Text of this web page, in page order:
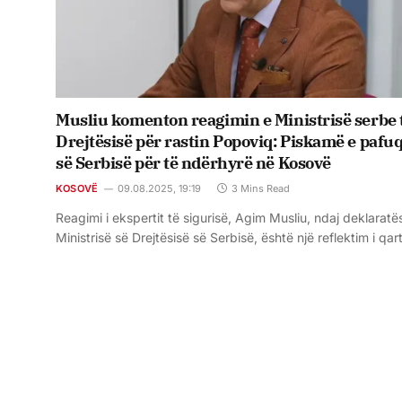
Musliu komenton reagimin e Ministrisë serbe
Drejtësisë për rastin Popoviq: Piskamë e
së Serbisë për të ndërhyrë në Kosovë
KOSOVË 09.08.2025, 19:19 3 Mins Read
Reagimi i ekspertit të sigurisë, Agim Musliu, ndaj
Ministrisë së Drejtësisë së Serbisë, është një reflektim i